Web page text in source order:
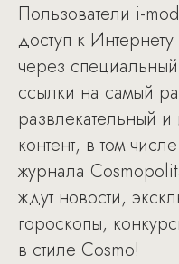
Пользователи i-
доступ к
через
ссылки на самый
развлекательный
контент, в том
журнала
ждут новости,
гороскопы,
в стиле Cosmo!